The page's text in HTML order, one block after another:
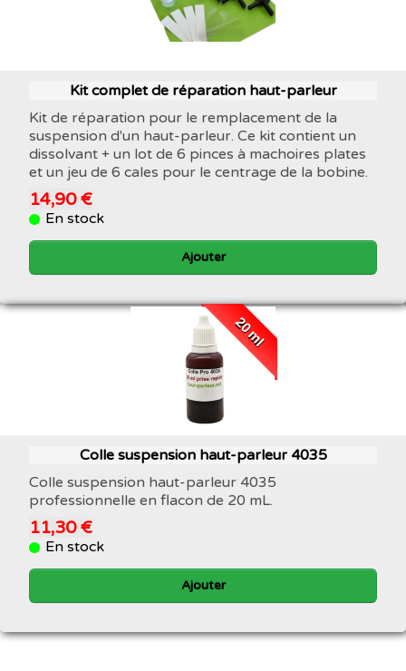
Kit complet de réparation haut-parleur
Kit de réparation pour le remplacement de la
suspension d'un haut-parleur. Ce kit contient un
dissolvant + un lot de 6 pinces à machoires plates
et un jeu de 6 cales pour le centrage de la bobine.
14,90 €
En stock
Ajouter
20 ml
Colle suspension haut-parleur 4035
Colle suspension haut-parleur 4035
professionnelle en flacon de 20 mL.
11,30 €
En stock
Ajouter